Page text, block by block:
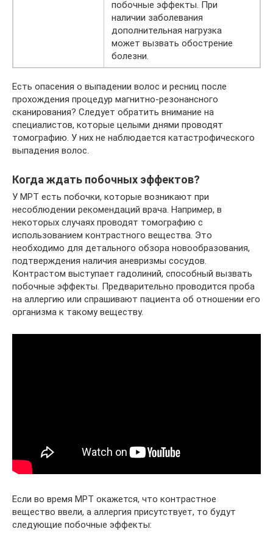
побочные эффекты. При
наличии заболевания
дополнительная нагрузка
может вызвать обострение
болезни.
Есть опасения о выпадении волос и ресниц после
прохождения процедур магнитно-резонансного
сканирования? Следует обратить внимание на
специалистов, которые целыми днями проводят
томографию. У них не наблюдается катастрофического
выпадения волос.
Когда ждать побочных эффектов?
У МРТ есть побочки, которые возникают при
несоблюдении рекомендаций врача. Например, в
некоторых случаях проводят томографию с
использованием контрастного вещества. Это
необходимо для детального обзора новообразования,
подтверждения наличия аневризмы сосудов.
Контрастом выступает гадолиний, способный вызвать
побочные эффекты. Предварительно проводится проба
на аллергию или спрашивают пациента об отношении его
организма к такому веществу.
Если во время МРТ окажется, что контрастное
вещество ввели, а аллергия присутствует, то будут
следующие побочные эффекты: